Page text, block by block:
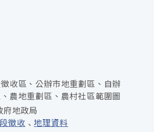
收區、公辦市地重劃區、自辦
農地重劃區、農村社區範圍圖
府地政局
徵收
地理資料